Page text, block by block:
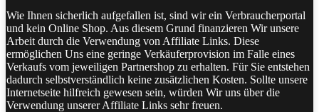
Wie Ihnen sicherlich aufgefallen ist, sind wir ein Verbraucherportal
und kein Online Shop. Aus diesem Grund finanzieren Wir unsere
Arbeit durch die Verwendung von Affiliate Links. Diese
ermöglichen Uns eine geringe Verkäuferprovision im Falle eines
Verkaufs vom jeweiligen Partnershop zu erhalten. Für Sie entstehen
dadurch selbstverständlich keine zusätzlichen Kosten. Sollte unsere
Internetseite hilfreich gewesen sein, würden Wir uns über die
Verwendung unserer Affiliate Links sehr freuen.